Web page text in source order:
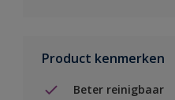
Product kenmerken
Beter reinigbaar